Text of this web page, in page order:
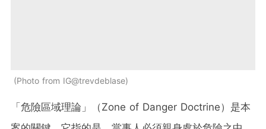
Photo from IG@trevdeblase
「危險區域理論」（Zone of Danger Doctrine）是本